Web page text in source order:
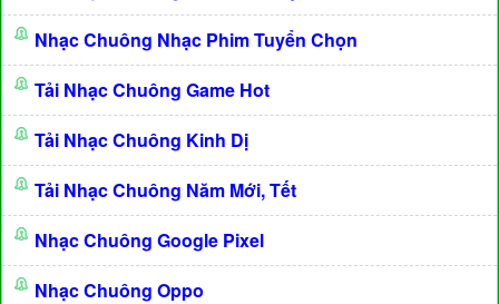
Nhạc Chuông Nhạc Phim Tuyển Chọn
Tải Nhạc Chuông Game Hot
Tải Nhạc Chuông Kinh Dị
Tải Nhạc Chuông Năm Mới, Tết
Nhạc Chuông Google Pixel
Nhạc Chuông Oppo